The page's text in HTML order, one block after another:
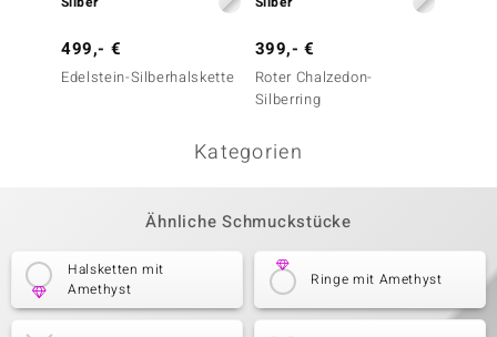
499,- €
Edelstein-Silberhalskette
399,- €
Roter Chalzedon-
Silberring
Kategorien
Ähnliche Schmuckstücke
Halsketten mit
Amethyst
Ringe mit Amethyst